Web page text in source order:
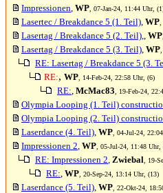
Impressionen, WP , 07-Jan-24, 11:44 Uhr,
Lasertec / Breakdance 5 (1. Teil), WP
Lasertag / Breakdance 5 (2. Teil),, WP
Lasertag / Breakdance 5 (3. Teil), WP
RE: Lasertag / Breakdance 5 (3.
RE:, WP , 14-Feb-24, 22:58 Uhr, (6)
RE:, McMac83 , 19-Feb-24,
Olympia Looping (1. Teil)
Olympia Looping (2. Teil)
Laserdance (4. Teil), WP , 04-Jul-24,
Impressionen 2, WP , 05-Jul-24, 11:48 Uhr,
RE: Impressionen 2, Zwiebal , 19-
RE:, WP , 20-Sep-24, 13:14 Uhr, (13)
Laserdance (5. Teil), WP , 22-Okt-24,